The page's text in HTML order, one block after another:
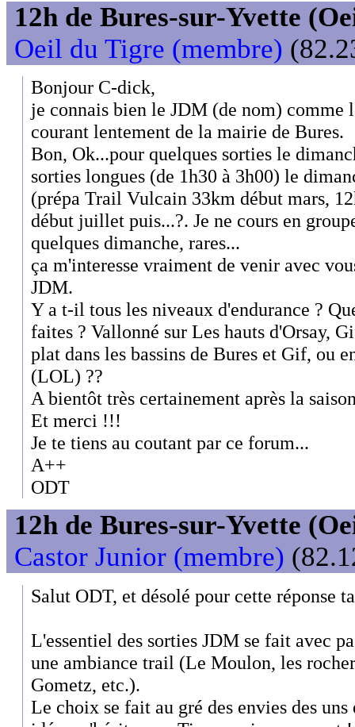
12h de Bures-sur-Yvette
Oeil du Tigre (membre)
Bonjour C-dick,
je connais bien le JDM (de nom) comme
courant lentement de la mairie de Bures.
Bon, Ok...pour quelques sorties le
sorties longues (de 1h30 à 3h00) le
(prépa Trail Vulcain 33km début mars,
début juillet puis...?. Je ne cours en
quelques dimanche, rares...
ça m'interesse vraiment de venir avec
JDM.
Y a t-il tous les niveaux d'endurance ?
faites ? Vallonné sur Les hauts d'Orsay,
plat dans les bassins de Bures et Gif, ou
(LOL) ??
A bientôt très certainement après la
Et merci !!!
Je te tiens au coutant par ce forum...
A++
ODT
12h de Bures-sur-Yvette
Castor Junior (membre)
Salut ODT, et désolé pour cette réponse
L'essentiel des sorties JDM se fait avec
une ambiance trail (Le Moulon, les
Gometz, etc.).
Le choix se fait au gré des envies des uns